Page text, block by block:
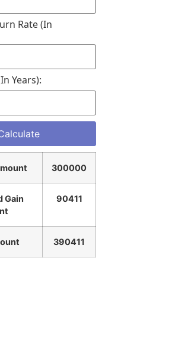
Rate (in
Years):
300000
Gain
90411
390411